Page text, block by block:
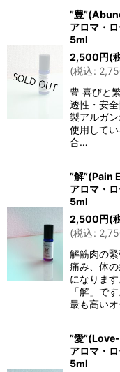
”豊
アロマ・
5ml
2,500円(
(税込:
豊 喜びと
透性・安
製アルガ
使用して
合…
”解”(Pain
アロマ・
5ml
2,500円(
(税込:
解筋肉の
痛み、体
になりま
「解」で
最も高い
”愛
アロマ・
5ml